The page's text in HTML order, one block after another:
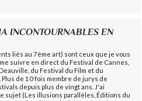
INCONTOURNABLES EN
liés au 7ème art) sont ceux que je vous
suivre en direct du Festival de Cannes,
du Festival du Film et du
de 10 fois membre de jurys de
depuis plus de vingt ans. J'ai
sujet (Les illusions parallèles, Éditions du